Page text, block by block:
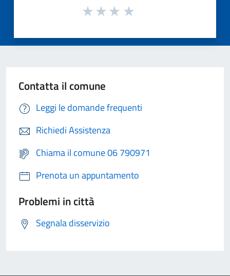
Contatta il comune
Leggi le domande frequenti
Richiedi Assistenza
Chiama il comune 06 790971
Prenota un appuntamento
Problemi in città
Segnala disservizio